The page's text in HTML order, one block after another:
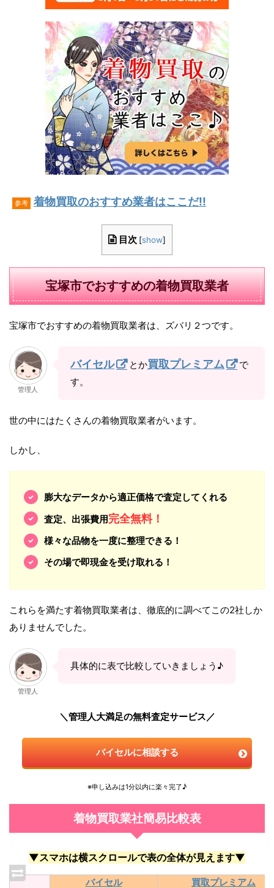
参考 着物買取のおすすめ業者はここだ!!
目次 [show]
宝塚市でおすすめの着物買取業者
宝塚市でおすすめの着物買取業者は、ズバリ２つです。
管理人
バイセル とか買取プレミアム
で
す。
世の中にはたくさんの着物買取業者がいます。
しかし、
膨大なデータから適正価格で査定してくれる
査定、出張費用完全無料！
様々な品物を一度に整理できる！
その場で即現金を受け取れる！
これらを満たす着物買取業者は、徹底的に調べてこの2社しか
ありませんでした。
管理人
具体的に表で比較していきましょう♪
＼管理人大満足の無料査定サービス／
バイセルに相談する
※申し込みは1分以内に楽々完了♪
着物買取業社簡易比較表
▼スマホは横スクロールで表の全体が見えます▼
バイセル 買取プレミアム